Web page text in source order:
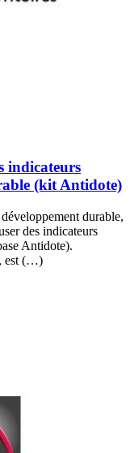
indicateurs
(kit Antidote)
durable,
des indicateurs
Antidote).
est (…)